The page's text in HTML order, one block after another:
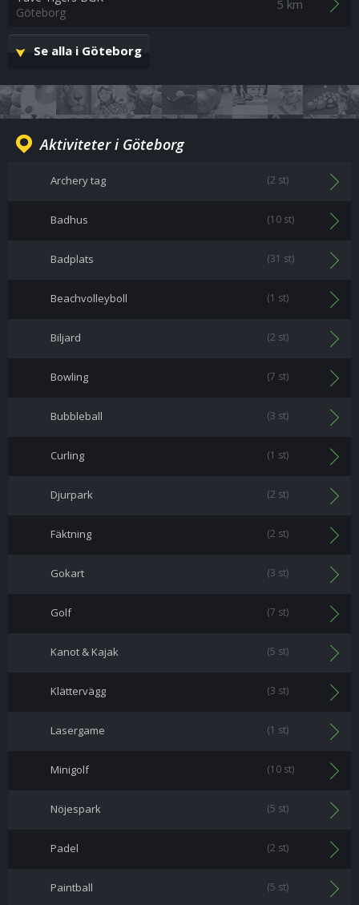
Göteborg
5 km
Se alla i Göteborg
Aktiviteter i Göteborg
Archery tag (2 st)
Badhus (10 st)
Badplats (31 st)
Beachvolleyboll (1 st)
Biljard (2 st)
Bowling (7 st)
Bubbleball (3 st)
Curling (1 st)
Djurpark (2 st)
Fäktning (2 st)
Gokart (3 st)
Golf (7 st)
Kanot & Kajak (5 st)
Klättervägg (3 st)
Lasergame (1 st)
Minigolf (10 st)
Nöjespark (5 st)
Padel (2 st)
Paintball (5 st)